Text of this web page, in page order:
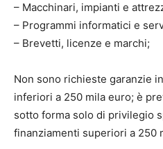
– Macchinari, impianti e
– Programmi informatici e
– Brevetti, licenze e marchi;
Non sono richieste garanzie
inferiori a 250 mila euro; è
sotto forma solo di privilegio
finanziamenti superiori a 250